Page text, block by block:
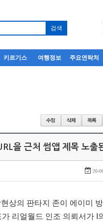
키르기스 여행정보 주요연락처
을 근처 썸앱 제목 노출
26-
상의 판타지 존이 에이미
리얼월드 인조 의뢰서가 I